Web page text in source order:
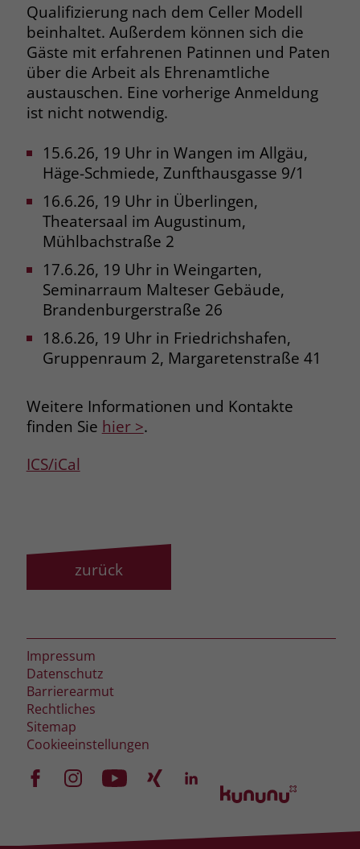
Qualifizierung nach dem Celler Modell
beinhaltet. Außerdem können sich die
Gäste mit erfahrenen Patinnen und Paten
über die Arbeit als Ehrenamtliche
austauschen. Eine vorherige Anmeldung
ist nicht notwendig.
15.6.26, 19 Uhr in Wangen im Allgäu,
Häge-Schmiede, Zunfthausgasse 9/1
16.6.26, 19 Uhr in Überlingen,
Theatersaal im Augustinum,
Mühlbachstraße 2
17.6.26, 19 Uhr in Weingarten,
Seminarraum Malteser Gebäude,
Brandenburgerstraße 26
18.6.26, 19 Uhr in Friedrichshafen,
Gruppenraum 2, Margaretenstraße 41
Weitere Informationen und Kontakte
finden Sie hier >.
ICS/iCal
zurück
Impressum
Datenschutz
Barrierearmut
Rechtliches
Sitemap
Cookieeinstellungen
Zweck
Werbeanzeige auf die Website gelangt.
Es enthält Informationen darüber,
welche Werbeanzeige geklickt wurde,
sodass erzielte Erfolge wie z.B.
Bestellungen oder Kontaktanfragen der
Anzeige zugewiesen werden können.
Name _fbp
Anbieter Facebook
Laufzeit 3 Monate
Zweck
Der Zweck von _fbp ist vollständig auf
die Werbe- und Analysebemühungen
von Facebook zurückzuführen. Dieses
Cookie ist ein Erstanbieter-Cookie, d. h.
Facebook platziert es, während ein
Verbraucher auf Facebook ist. Dieses
Cookie verfolgt die Besuche eines
und meldet dieses Verhalten an
Facebook. Facebook kann dann die
nur platziert, um Daten an das
Unternehmen zurückzusenden.